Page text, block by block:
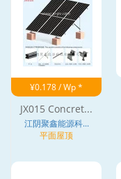
¥0.178 / Wp *
JX015 Concret...
江阴聚鑫能源科...
平面屋顶